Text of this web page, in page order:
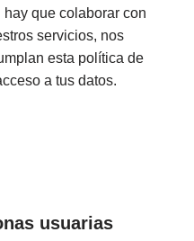
hay que colaborar con
servicios, nos
esta política de
a tus datos.
usuarias